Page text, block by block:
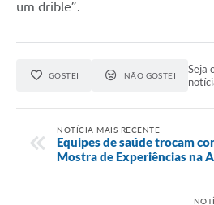
um drible”.
GOSTEI NÃO GOSTEI
Seja
NOTÍCIA MAIS RECENTE
Equipes de saúde trocam
Mostra de Experiências na